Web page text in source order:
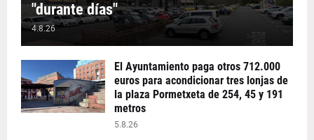
"durante días"
4.8.26
El Ayuntamiento paga otros 712.000
euros para acondicionar tres lonjas de
la plaza Pormetxeta de 254, 45 y 191
metros
5.8.26